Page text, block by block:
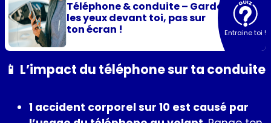
Téléphone & conduite – Garde
les yeux devant toi, pas sur
ton écran !
Entraine toi !
📱 L’impact du téléphone sur ta conduite
1 accident corporel sur 10 est causé par